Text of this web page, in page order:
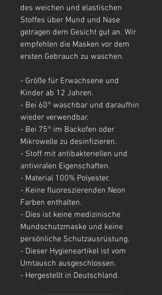
des weichen und elastischen
Stoffes über Mund und Nase
getragen dem Gesicht gut an. Wir
empfehlen die Masken vor dem
ersten Gebrauch zu waschen.
- Größe für Erwachsene und
Kinder ab 12 Jahren.
- Bei 60° waschbar und daraufhin
wieder verwendbar.
- Bei 75° im Backofen oder
Mikrowelle zu desinfizieren.
- Stoff mit antibakteriellen und
antiviralen Eigenschaften.
- Material 100% Polyester.
- Keine fluoreszierenden Neon
Farben enthalten.
- Dies ist keine medizinische
Mundschutzmaske und keine
persönliche Schutzausrüstung.
- Dieser Hygieneartikel ist vom
Umtausch ausgeschlossen.
- Hergestellt in Deutschland.